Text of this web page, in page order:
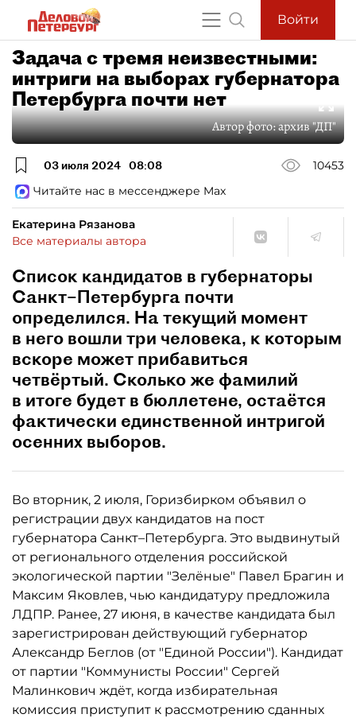
Войти
Задача с тремя неизвестными:
интриги на выборах губернатора
Петербурга почти нет
Автор фото:архив "ДП"
03 июля 2024 08:08
10453
Читайте нас в мессенджере Max
Екатерина Рязанова
Все материалы автора
Список кандидатов в губернаторы
Санкт–Петербурга почти
определился. На текущий момент
в него вошли три человека, к которым
вскоре может прибавиться
четвёртый. Сколько же фамилий
в итоге будет в бюллетене, остаётся
фактически единственной интригой
осенних выборов.
Во вторник, 2 июля, Горизбирком объявил о
регистрации двух кандидатов на пост
губернатора Санкт–Петербурга. Это выдвинутый
от регионального отделения российской
экологической партии "Зелёные" Павел Брагин и
Максим Яковлев, чью кандидатуру предложила
ЛДПР. Ранее, 27 июня, в качестве кандидата был
зарегистрирован действующий губернатор
Александр Беглов (от "Единой России"). Кандидат
от партии "Коммунисты России" Сергей
Малинкович ждёт, когда избирательная
комиссия приступит к рассмотрению сданных